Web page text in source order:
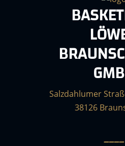
Salzdahlumer
38126
____